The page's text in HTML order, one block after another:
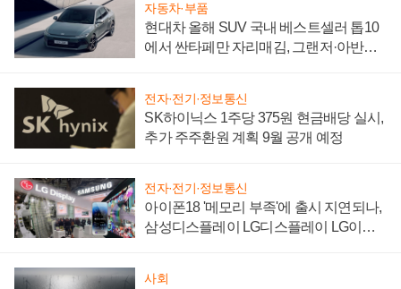
자동차·부품
현대차 올해 SUV 국내 베스트셀러 톱10
에서 싼타페만 자리매김, 그랜저·아반떼
전자·전기·정보통신
SK하이닉스 1주당 375원 현금배당 실시,
추가 주주환원 계획 9월 공개 예정
전자·전기·정보통신
아이폰18 '메모리 부족'에 출시 지연되나,
삼성디스플레이 LG디스플레이 LG이노
사회